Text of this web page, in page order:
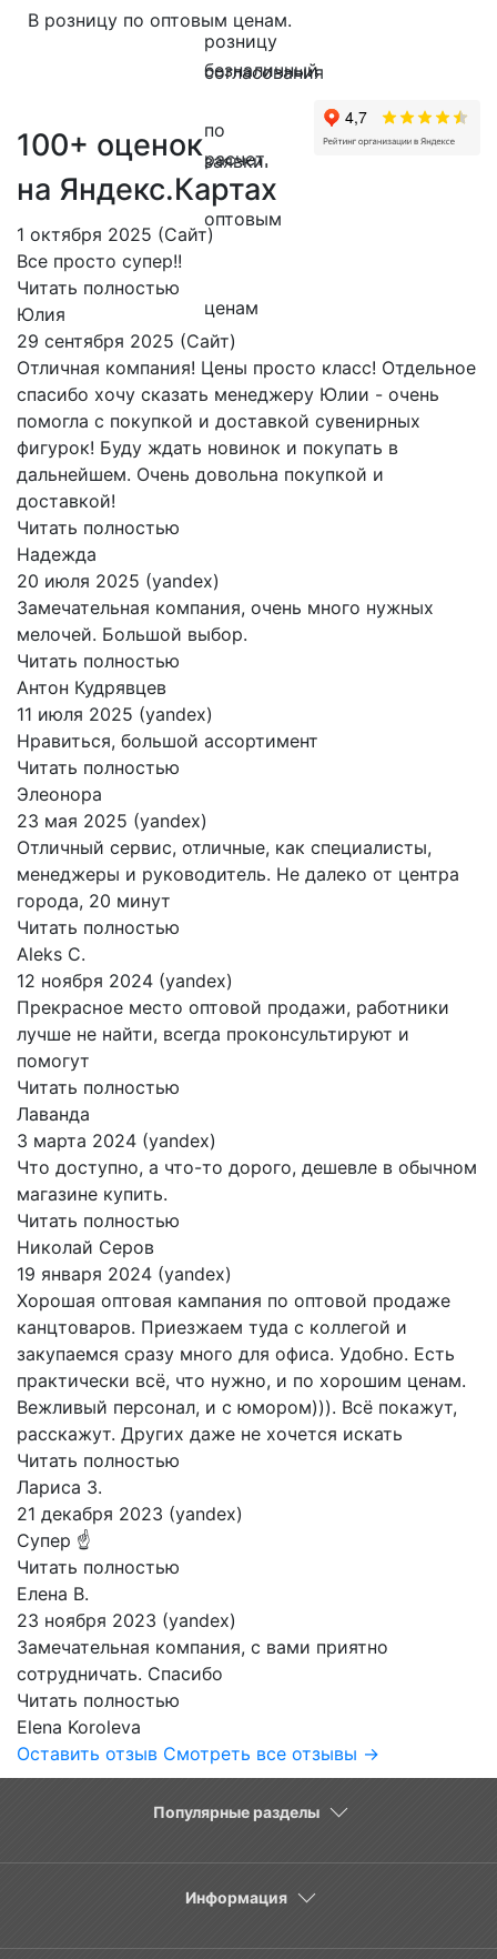
В розницу по оптовым ценам.
100+ оценок
на Яндекс.Картах
1 октября 2025 (Сайт)
Все просто супер!!
Читать полностью
Юлия
29 сентября 2025 (Сайт)
Отличная компания! Цены просто класс! Отдельное
спасибо хочу сказать менеджеру Юлии - очень
помогла с покупкой и доставкой сувенирных
фигурок! Буду ждать новинок и покупать в
дальнейшем. Очень довольна покупкой и
доставкой!
Читать полностью
Надежда
20 июля 2025 (yandex)
Замечательная компания, очень много нужных
мелочей. Большой выбор.
Читать полностью
Антон Кудрявцев
11 июля 2025 (yandex)
Нравиться, большой ассортимент
Читать полностью
Элеонора
23 мая 2025 (yandex)
Отличный сервис, отличные, как специалисты,
менеджеры и руководитель. Не далеко от центра
города, 20 минут
Читать полностью
Aleks C.
12 ноября 2024 (yandex)
Прекрасное место оптовой продажи, работники
лучше не найти, всегда проконсультируют и
помогут
Читать полностью
Лаванда
3 марта 2024 (yandex)
Что доступно, а что-то дорого, дешевле в обычном
магазине купить.
Читать полностью
Николай Серов
19 января 2024 (yandex)
Хорошая оптовая кампания по оптовой продаже
канцтоваров. Приезжаем туда с коллегой и
закупаемся сразу много для офиса. Удобно. Есть
практически всё, что нужно, и по хорошим ценам.
Вежливый персонал, и с юмором))). Всё покажут,
расскажут. Других даже не хочется искать
Читать полностью
Лариса З.
21 декабря 2023 (yandex)
Супер ☝️
Читать полностью
Елена В.
23 ноября 2023 (yandex)
Замечательная компания, с вами приятно
сотрудничать. Спасибо
Читать полностью
Elena Koroleva
Оставить отзыв Смотреть все отзывы →
Популярные разделы
Информация